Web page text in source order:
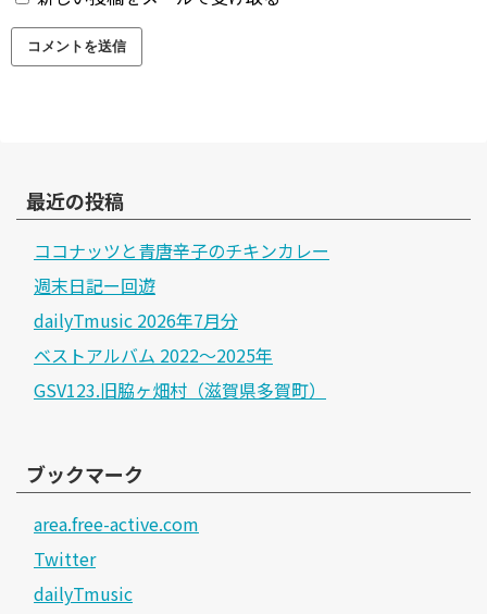
最近の投稿
ココナッツと青唐辛子のチキンカレー
週末日記ー回遊
dailyTmusic 2026年7月分
ベストアルバム 2022～2025年
GSV123.旧脇ヶ畑村（滋賀県多賀町）
ブックマーク
area.free-active.com
Twitter
dailyTmusic